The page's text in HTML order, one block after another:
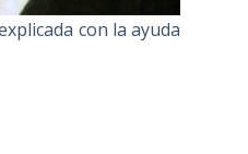
con la ayuda